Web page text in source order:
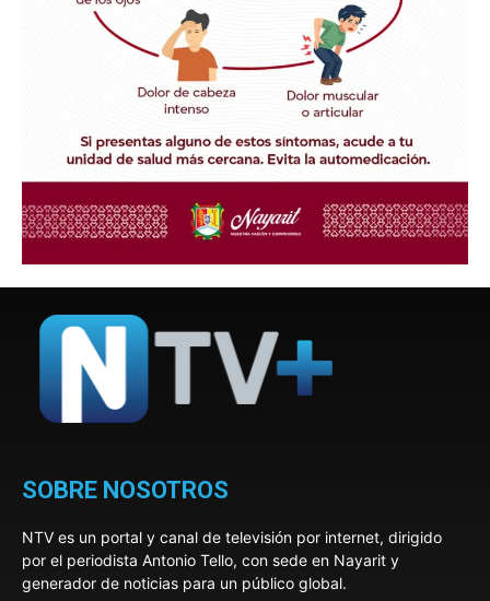
SOBRE NOSOTROS
NTV es un portal y canal de televisión por internet, dirigido
por el periodista Antonio Tello, con sede en Nayarit y
generador de noticias para un público global.